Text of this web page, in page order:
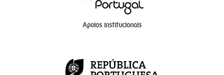
Apoios institucionais